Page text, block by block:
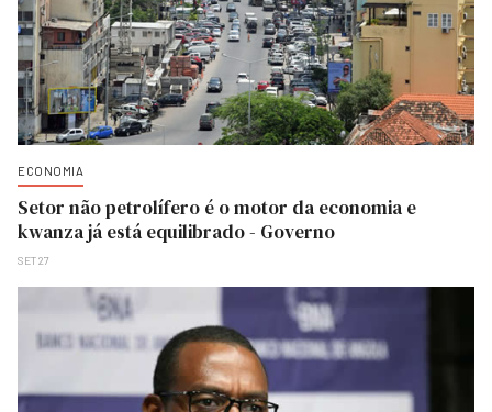
ECONOMIA
Setor não petrolífero é o motor da economia e
kwanza já está equilibrado - Governo
SET 27